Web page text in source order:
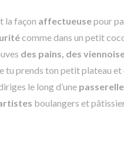
la façon affectueusepour
comme dans un petit
des pains, des
tu prends ton petit plateau et
le long d’une passerelle
boulangers et